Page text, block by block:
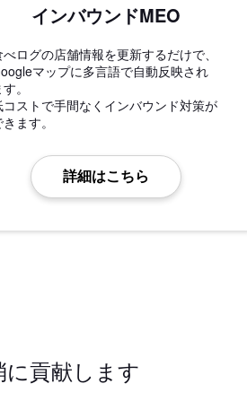
インバウンドMEO
べログの店舗情報を更新するだけで、
マップに多言語で自動反映され
。
コストで手間なくインバウンド対策が
ます。
詳細はこちら
貢献します